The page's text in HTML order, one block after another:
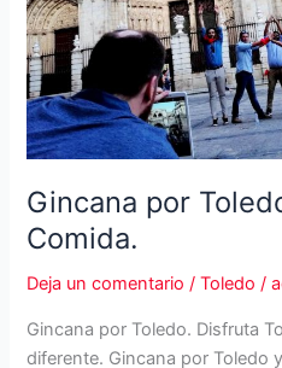
Gincana por
Comida.
Deja un comentario /Toledo /
Gincana por Toledo. Disfruta
diferente. Gincana por Toledo